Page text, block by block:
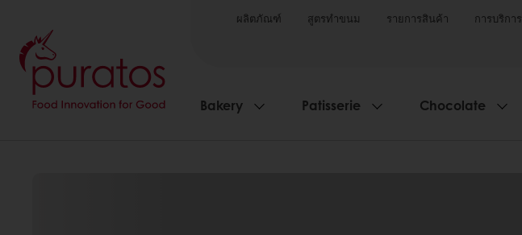
ผลิตภัณฑ์ สูตรทำขนม รายการสินค้า การบริการ
Bakery Patisserie Chocolate